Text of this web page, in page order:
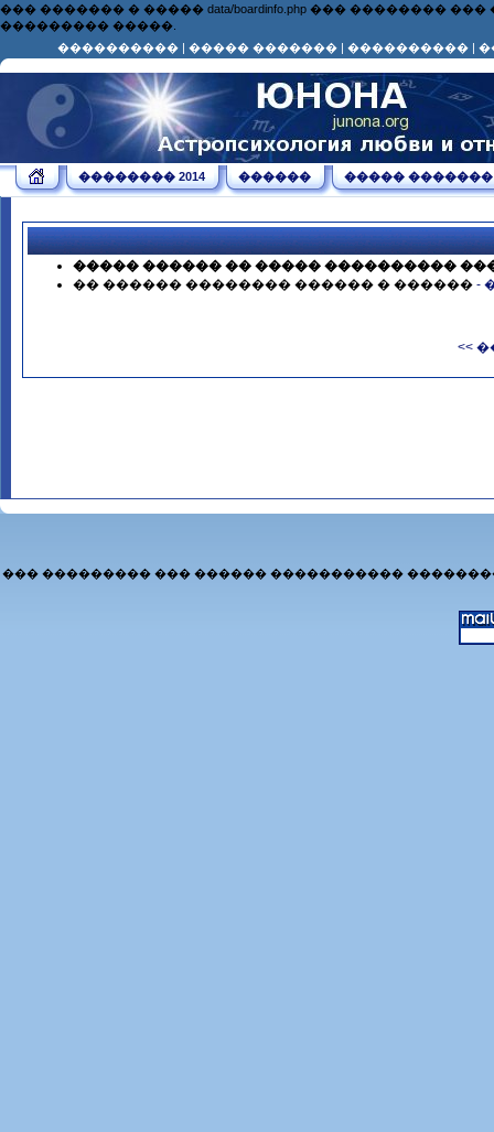
��� ������� � ����� data/boardinfo.php ���
��������� �����.
���������� | ����� ������� | ���������� |
�������� 2014 ������ ����� �������
����� ������ �� ����� ����������
�� ������ �������� ������ � ������ -
<<
��� ��������� ��� ������ �����������